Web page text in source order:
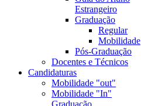
Estrangeiro
Graduação
Regular
Mobilidade
Pós-Graduação
Docentes e Técnicos
Candidaturas
Mobilidade "out"
Mobilidade "In"
Graduação